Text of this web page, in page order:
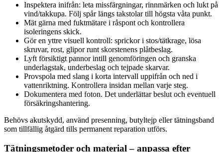
Inspektera inifrån: leta missfärgningar, rinnmärken och lukt på
vind/takkupa. Följ spår längs takstolar till högsta våta punkt.
Mät gärna med fuktmätare i råspont och kontrollera
isoleringens skick.
Gör en yttre visuell kontroll: sprickor i stos/tätkrage, lösa
skruvar, rost, glipor runt skorstenens plåtbeslag.
Lyft försiktigt pannor intill genomföringen och granska
underlagstak, underbeslag och tejpade skarvar.
Provspola med slang i korta intervall uppifrån och ned i
vattenriktning. Kontrollera insidan mellan varje steg.
Dokumentera med foton. Det underlättar beslut och eventuell
försäkringshantering.
Behövs akutskydd, använd presenning, butyltejp eller tätningsband
som tillfällig åtgärd tills permanent reparation utförs.
Tätningsmetoder och material – anpassa efter